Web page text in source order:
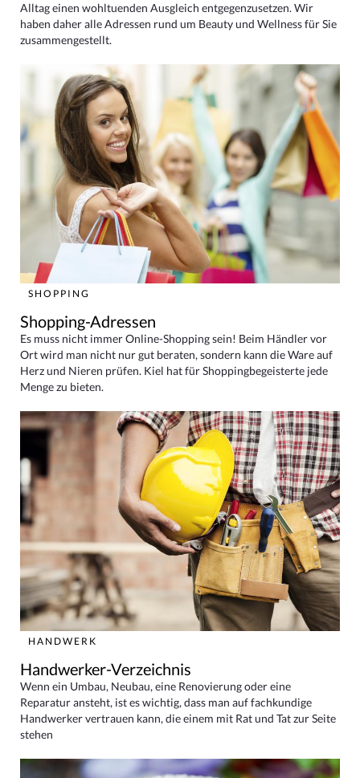
Alltag einen wohltuenden Ausgleich entgegenzusetzen. Wir
haben daher alle Adressen rund um Beauty und Wellness für Sie
zusammengestellt.
SHOPPING
Shopping-Adressen
Es muss nicht immer Online-Shopping sein! Beim Händler vor
Ort wird man nicht nur gut beraten, sondern kann die Ware auf
Herz und Nieren prüfen. Kiel hat für Shoppingbegeisterte jede
Menge zu bieten.
HANDWERK
Handwerker-Verzeichnis
Wenn ein Umbau, Neubau, eine Renovierung oder eine
Reparatur ansteht, ist es wichtig, dass man auf fachkundige
Handwerker vertrauen kann, die einem mit Rat und Tat zur Seite
stehen